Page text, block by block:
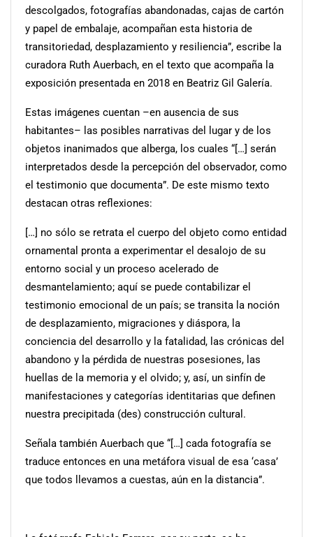
descolgados, fotografías abandonadas, cajas de cartón
y papel de embalaje, acompañan esta historia de
transitoriedad, desplazamiento y resiliencia”, escribe la
curadora Ruth Auerbach, en el texto que acompaña la
exposición presentada en 2018 en Beatriz Gil Galería.
Estas imágenes cuentan –en ausencia de sus
habitantes– las posibles narrativas del lugar y de los
objetos inanimados que alberga, los cuales “[…] serán
interpretados desde la percepción del observador, como
el testimonio que documenta”. De este mismo texto
destacan otras reflexiones:
[…] no sólo se retrata el cuerpo del objeto como entidad
ornamental pronta a experimentar el desalojo de su
entorno social y un proceso acelerado de
desmantelamiento; aquí se puede contabilizar el
testimonio emocional de un país; se transita la noción
de desplazamiento, migraciones y diáspora, la
conciencia del desarrollo y la fatalidad, las crónicas del
abandono y la pérdida de nuestras posesiones, las
huellas de la memoria y el olvido; y, así, un sinfín de
manifestaciones y categorías identitarias que definen
nuestra precipitada (des) construcción cultural.
Señala también Auerbach que “[…] cada fotografía se
traduce entonces en una metáfora visual de esa ‘casa’
que todos llevamos a cuestas, aún en la distancia”.